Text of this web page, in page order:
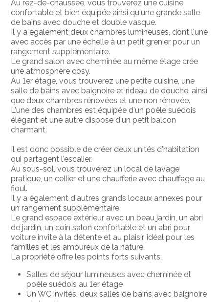
Au rez-de-chaussée, vous trouverez une cuisine
confortable et bien équipée ainsi qu'une grande salle
de bains avec douche et double vasque.
Il y a également deux chambres lumineuses, dont l'une
avec accès par une échelle à un petit grenier pour un
rangement supplémentaire.
Le grand salon avec cheminée au même étage crée
une atmosphère cosy.
Au 1er étage, vous trouverez une petite cuisine, une
salle de bains avec baignoire et rideau de douche, ainsi
que deux chambres rénovées et une non rénovée.
L'une des chambres est équipée d'un poêle suédois
élégant et une autre dispose d'un petit balcon
charmant.
Il est donc possible de créer deux unités d'habitation
qui partagent l'escalier.
Au sous-sol, vous trouverez un local de lavage
pratique, un cellier et une chaufferie avec chauffage au
fioul.
Il y a également d'autres grands locaux annexes pour
un rangement supplémentaire.
Le grand espace extérieur avec un beau jardin, un abri
de jardin, un coin salon confortable et un abri pour
voiture invite à la détente et au plaisir, idéal pour les
familles et les amoureux de la nature.
La propriété offre les points forts suivants:
Salles de séjour lumineuses avec cheminée et
poêle suédois au 1er étage
Un WC invités, deux salles de bains avec baignoire